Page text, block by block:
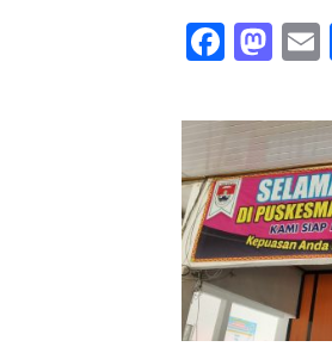
F
e
b
o
o
k
M
to
d
o
n
l